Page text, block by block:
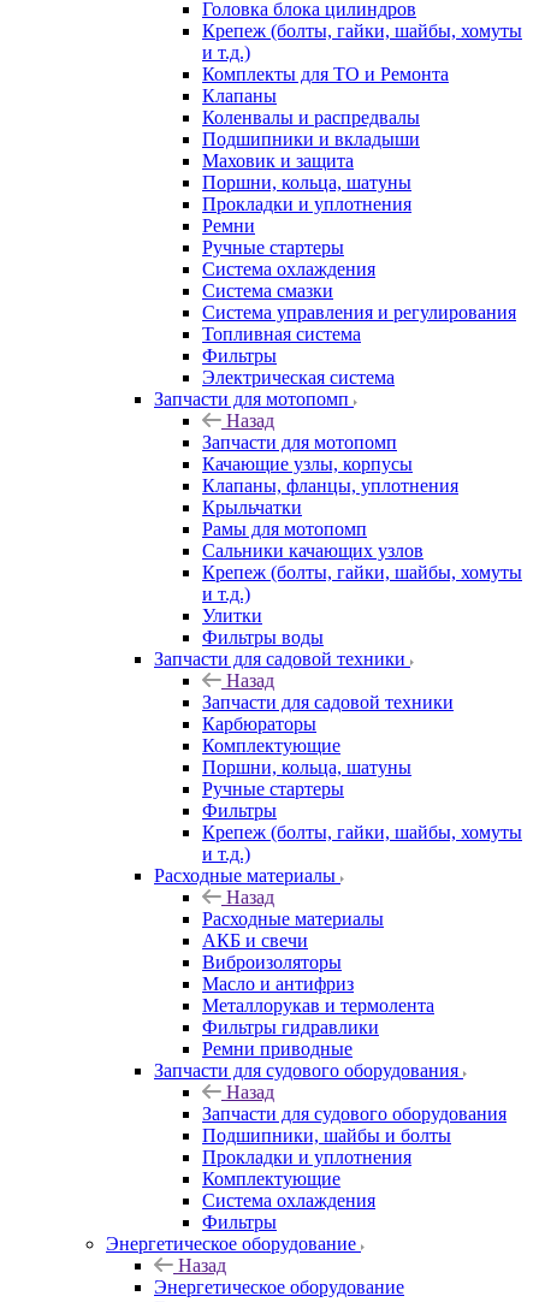
Головка блока цилиндров
Крепеж (болты, гайки, шайбы, хомуты
и т.д.)
Комплекты для ТО и Ремонта
Клапаны
Коленвалы и распредвалы
Подшипники и вкладыши
Маховик и защита
Поршни, кольца, шатуны
Прокладки и уплотнения
Ремни
Ручные стартеры
Система охлаждения
Система смазки
Система управления и регулирования
Топливная система
Фильтры
Электрическая система
Запчасти для мотопомп
Назад
Запчасти для мотопомп
Качающие узлы, корпусы
Клапаны, фланцы, уплотнения
Крыльчатки
Рамы для мотопомп
Сальники качающих узлов
Крепеж (болты, гайки, шайбы, хомуты
и т.д.)
Улитки
Фильтры воды
Запчасти для садовой техники
Назад
Запчасти для садовой техники
Карбюраторы
Комплектующие
Поршни, кольца, шатуны
Ручные стартеры
Фильтры
Крепеж (болты, гайки, шайбы, хомуты
и т.д.)
Расходные материалы
Назад
Расходные материалы
АКБ и свечи
Виброизоляторы
Масло и антифриз
Металлорукав и термолента
Фильтры гидравлики
Ремни приводные
Запчасти для судового оборудования
Назад
Запчасти для судового оборудования
Подшипники, шайбы и болты
Прокладки и уплотнения
Комплектующие
Система охлаждения
Фильтры
Энергетическое оборудование
Назад
Энергетическое оборудование